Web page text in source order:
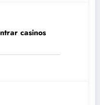
casinos